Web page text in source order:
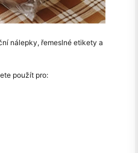
nálepky, řemeslné etikety a
použít pro: